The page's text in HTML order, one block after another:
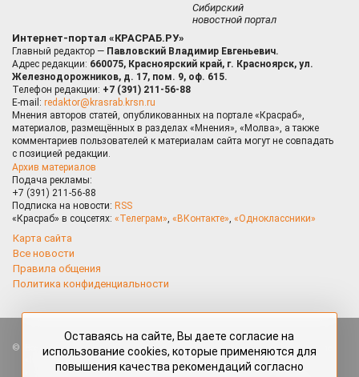
Сибирский
новостной портал
Интернет-портал «КРАСРАБ.РУ»
Главный редактор — Павловский Владимир Евгеньевич.
Адрес редакции: 660075, Красноярский край, г. Красноярск, ул.
Железнодорожников, д. 17, пом. 9, оф. 615.
Телефон редакции: +7 (391) 211-56-88
E-mail: redaktor@krasrab.krsn.ru
Мнения авторов статей, опубликованных на портале «Красраб»,
материалов, размещённых в разделах «Мнения», «Молва», а также
комментариев пользователей к материалам сайта могут не совпадать
с позицией редакции.
Архив материалов
Подача рекламы:
+7 (391) 211-56-88
Подписка на новости: RSS
«Красраб» в соцсетях: «Телеграм», «ВКонтакте», «Одноклассники»
Карта сайта
Все новости
Правила общения
Политика конфиденциальности
Все права защищены. Любые материалы, размещённые на портале
«Красраб.ру» сотрудниками редакции, нештатными авторами
и читателями, являются объектами авторского права. Полное или
Оставаясь на сайте, Вы даете согласие на
использование cookies, которые применяются для
повышения качества рекомендаций согласно